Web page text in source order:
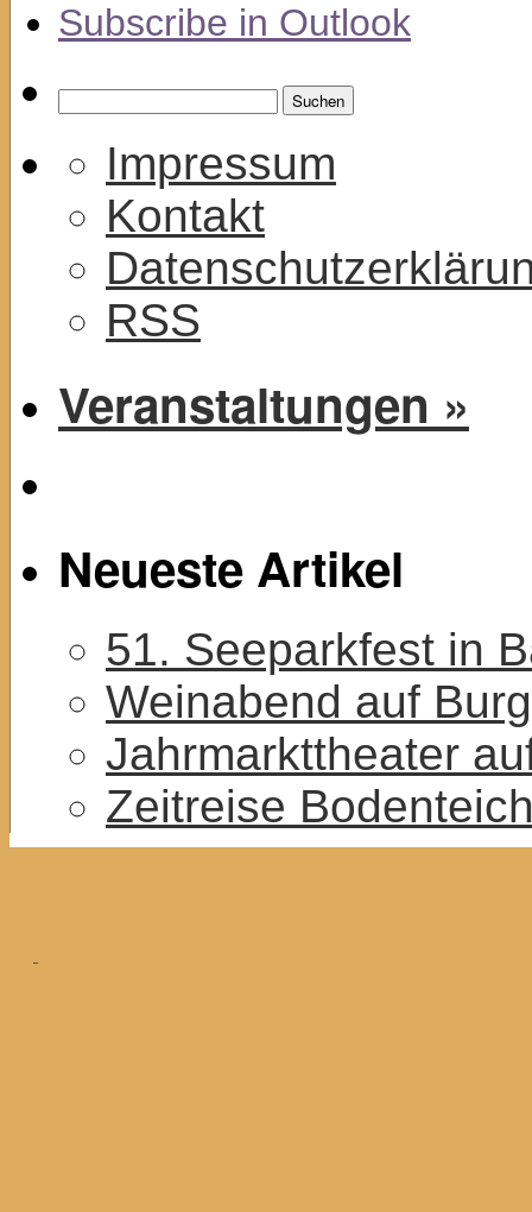
Subscribe in Outlook
Suchen
nach:
Impressum
Kontakt
RSS
Veranstaltungen »
Neueste Artikel
51. Seeparkfest in
Weinabend auf
Jahrmarkttheater
Zeitreise